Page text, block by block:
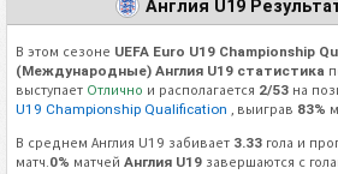
Англия U19
В этом сезоне UEFA Euro U19 Championship
(Международные) Англия U19 статистика
выступает Отлично и располагается 2/53 на
U19 Championship Qualification , выиграв 83%
В среднем Англия U19 забивает 3.33 гола и
матч. 0% матчейАнглия U19 завершаются с